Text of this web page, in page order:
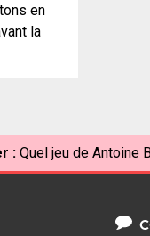
en
la
: Quel jeu de Antoine